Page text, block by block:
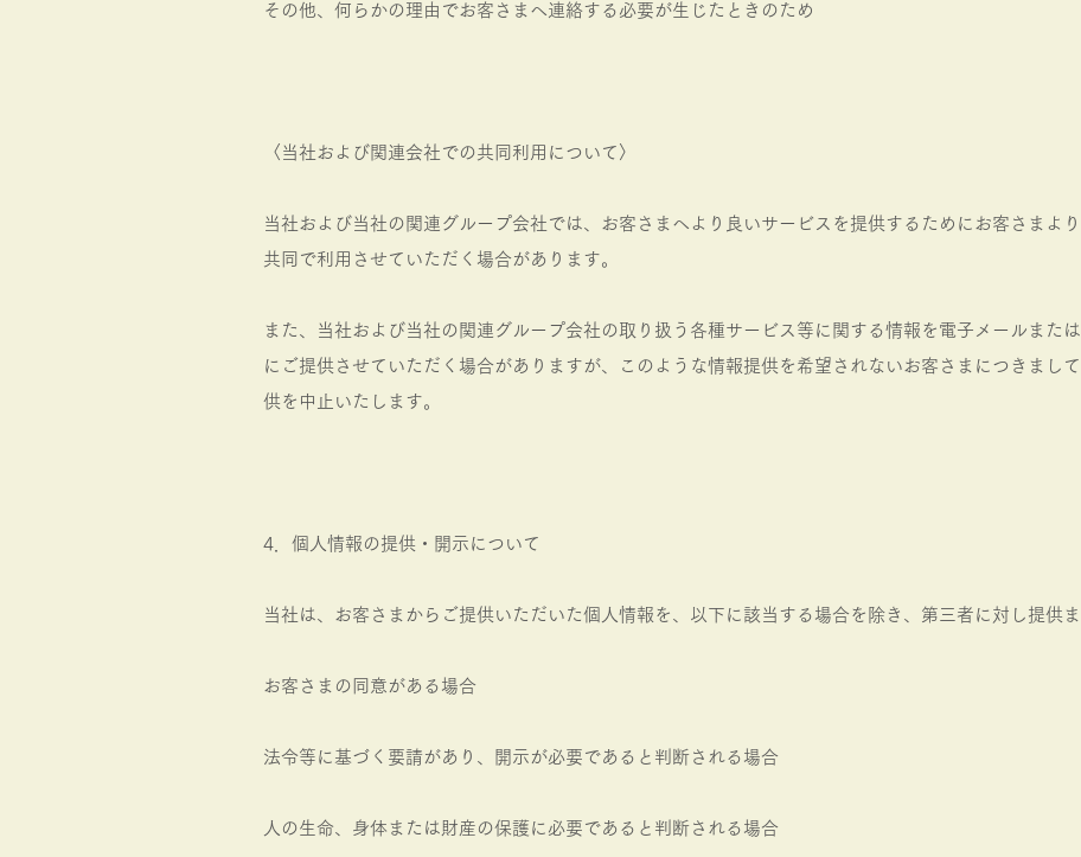
その他、何らかの理由でお客さまへ連絡する必要が生じたときのため
〈当社および関連会社での共同利用について〉
当社および当社の関連グループ会社では、お客さまへより良いサービスを提供するためにお客さまよ
共同で利用させていただく場合があります。
また、当社および当社の関連グループ会社の取り扱う各種サービス等に関する情報を電子メールまた
にご提供させていただく場合がありますが、このような情報提供を希望されないお客さまにつきまし
供を中止いたします。
4．個人情報の提供・開示について
当社は、お客さまからご提供いただいた個人情報を、以下に該当する場合を除き、第三者に対し提供ま
お客さまの同意がある場合
法令等に基づく要請があり、開示が必要であると判断される場合
人の生命、身体または財産の保護に必要であると判断される場合